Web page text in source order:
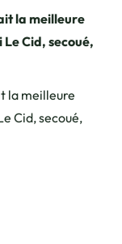
la meilleure
Cid, secoué,
la meilleure
Cid, secoué,